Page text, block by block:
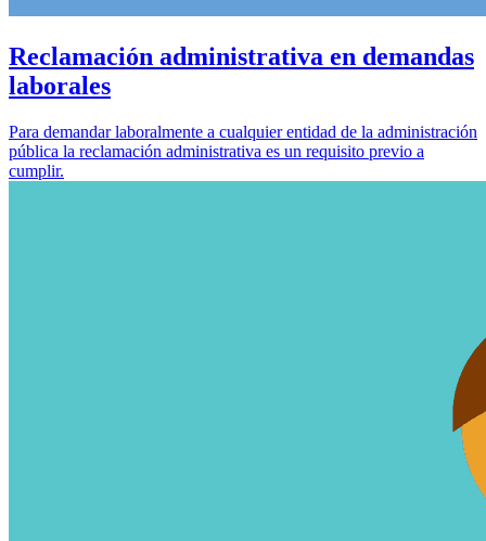
Reclamación administrativa en demandas
laborales
Para demandar laboralmente a cualquier entidad de la administración
pública la reclamación administrativa es un requisito previo a
cumplir.